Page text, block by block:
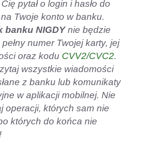
pytał o login i hasło do
Twoje konto w banku.
banku NIGDYnie będzie
pełny numer Twojej karty, jej
oraz kodu CVV2/CVC2.
wszystkie wiadomości
z banku lub komunikaty
w aplikacji mobilnej. Nie
operacji, których sam nie
których do końca nie